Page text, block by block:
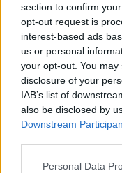
section to confirm
opt-out request is
interest-based ads
us or personal
your opt-out. You
disclosure of your
IAB’s list of
also be disclosed by
Downstream
Please note that this
Personal Data
2026.08.03. Kiss Lajos
Nem halasztották
rosszul lett,
közben egy játékos
A szárazság mellett